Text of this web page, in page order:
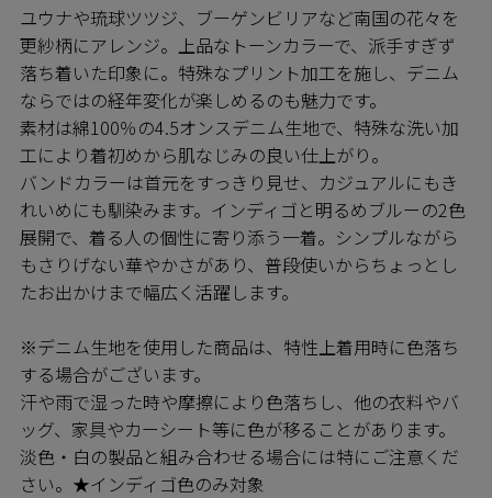
ユウナや琉球ツツジ、ブーゲンビリアなど南国の花々を
更紗柄にアレンジ。上品なトーンカラーで、派手すぎず
落ち着いた印象に。特殊なプリント加工を施し、デニム
ならではの経年変化が楽しめるのも魅力です。
素材は綿100％の4.5オンスデニム生地で、特殊な洗い加
工により着初めから肌なじみの良い仕上がり。
バンドカラーは首元をすっきり見せ、カジュアルにもき
れいめにも馴染みます。インディゴと明るめブルーの2色
展開で、着る人の個性に寄り添う一着。シンプルながら
もさりげない華やかさがあり、普段使いからちょっとし
たお出かけまで幅広く活躍します。
※デニム生地を使用した商品は、特性上着用時に色落ち
する場合がございます。
汗や雨で湿った時や摩擦により色落ちし、他の衣料やバ
ッグ、家具やカーシート等に色が移ることがあります。
淡色・白の製品と組み合わせる場合には特にご注意くだ
さい。★インディゴ色のみ対象